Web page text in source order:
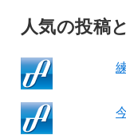
人気の投稿